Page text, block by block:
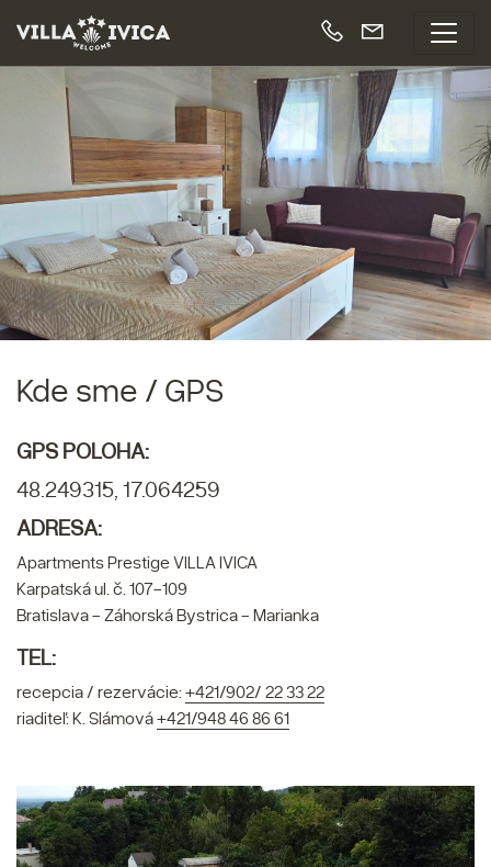
Kde sme / GPS
GPS POLOHA:
48.249315, 17.064259
ADRESA:
Apartments Prestige VILLA IVICA
Karpatská ul. č. 107-109
Bratislava - Záhorská Bystrica - Marianka
TEL:
recepcia / rezervácie:+421/902/ 22 33 22
riaditeľ: K. Slámová+421/948 46 86 61